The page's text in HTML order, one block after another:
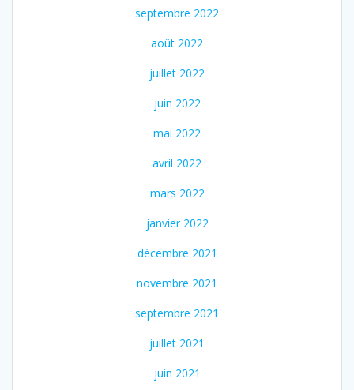
septembre 2022
août 2022
juillet 2022
juin 2022
mai 2022
avril 2022
mars 2022
janvier 2022
décembre 2021
novembre 2021
septembre 2021
juillet 2021
juin 2021